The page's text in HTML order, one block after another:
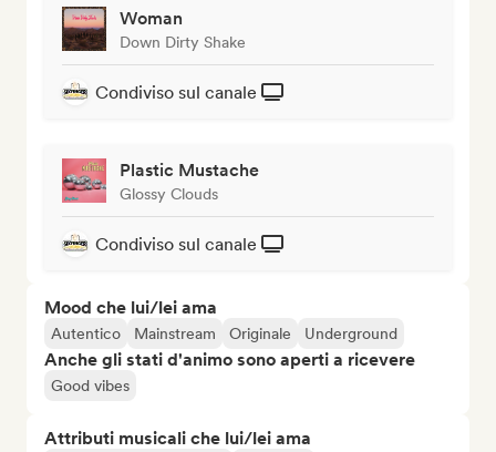
Woman
Down Dirty Shake
Condiviso sul canale
Plastic Mustache
Glossy Clouds
Condiviso sul canale
Mood che lui/lei ama
Autentico Mainstream Originale Underground
Anche gli stati d'animo sono aperti a ricevere
Good vibes
Attributi musicali che lui/lei ama